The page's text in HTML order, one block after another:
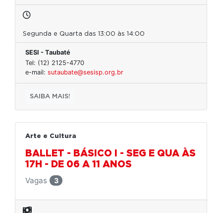
Segunda e Quarta das 13:00 às 14:00
SESI - Taubaté
Tel: (12) 2125-4770
e-mail: sutaubate@sesisp.org.br
SAIBA MAIS!
Arte e Cultura
BALLET - BÁSICO I - SEG E QUA ÀS
17H - DE 06 A 11 ANOS
Vagas
3